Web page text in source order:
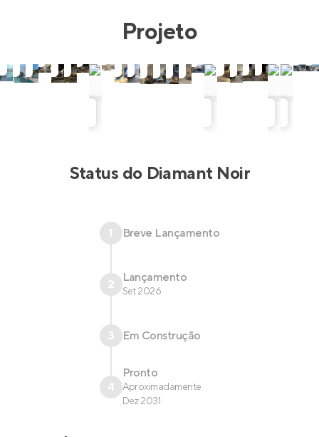
Projeto
Status do Diamant Noir
1 Breve Lançamento
2 Lançamento
Set 2026
3 Em Construção
4
Pronto
Aproximadamente
Dez 2031